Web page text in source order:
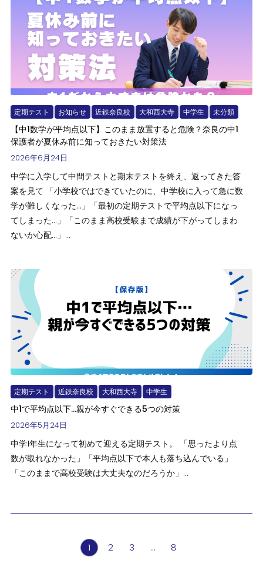
定期テスト お知らせ 近鉄奈良校 大和西大寺 中学生 未分類
【中1数学が平均点以下】このまま放置すると危険？奈良の中1
保護者が夏休み前に知っておきたい対策法
2026年6月24日
中学に入学して中間テストと期末テストを終え、返ってきた答
案を見て 「小学校ではできていたのに、中学校に入って急に数
学が難しくなった…」「最初の定期テストで平均点以下になっ
てしまった…」「このまま高校受験まで成績が下がってしまわ
ないか心配…」...
定期テスト 近鉄奈良校 大和西大寺 中学生
中1で平均点以下…親が今すぐできる5つの対策
2026年5月24日
中学1年生になって初めて迎える定期テスト。 「思ったより点
数が取れなかった」「平均点以下で本人も落ち込んでいる」
「このままで高校受験は大丈夫なのだろうか」...
1 2 3 … 8